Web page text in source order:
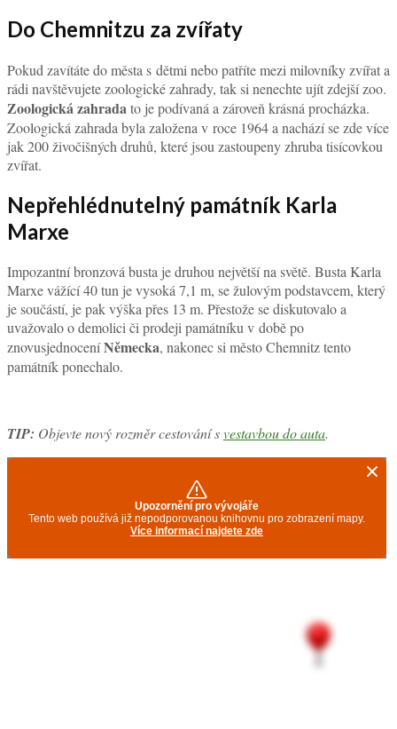
Do Chemnitzu za zvířaty
Pokud zavítáte do města s dětmi nebo patříte mezi milovníky zvířat a
rádi navštěvujete zoologické zahrady, tak si nenechte ujít zdejší zoo.
Zoologická zahradato je podívaná a zároveň krásná procházka.
Zoologická zahrada byla založena v roce 1964 a nachází se zde více
jak 200 živočišných druhů, které jsou zastoupeny zhruba tisícovkou
zvířat.
Nepřehlédnutelný památník Karla
Marxe
Impozantní bronzová busta je druhou největší na světě. Busta Karla
Marxe vážící 40 tun je vysoká 7,1 m, se žulovým podstavcem, který
je součástí, je pak výška přes 13 m. Přestože se diskutovalo a
uvažovalo o demolici či prodeji památníku v době po
znovusjednoceníNěmecka, nakonec si město Chemnitz tento
památník ponechalo.
TIP: Objevte nový rozměr cestování svestavbou do auta.